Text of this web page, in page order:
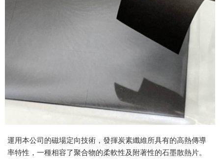
運用本公司的磁場定向技術，發揮炭素纖維所具有的高熱傳導
率特性，一種相容了聚合物的柔軟性及附著性的石墨散熱片。